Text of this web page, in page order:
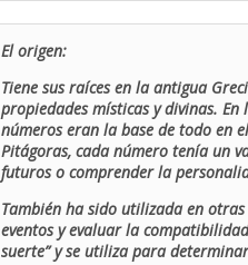
El origen:
Tiene sus raíces en la antigua
propiedades místicas y divinas.
números eran la base de todo en
Pitágoras, cada número tenía un
futuros o comprender la
También ha sido utilizada en
eventos y evaluar la
suerte” y se utiliza para